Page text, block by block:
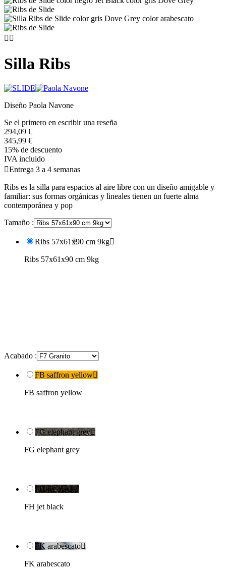
 
Silla Ribs
Diseño Paola Navone
Se el primero en escribir una reseña
294,09 €
345,99 €
15% de descuento
IVA incluido
Entrega 3 a 4 semanas
Ribs es la silla para espacios al aire libre con un diseño amigable y
familiar: sus formas orgánicas y lineales tienen un fuerte alma
contemporánea y pop
Tamaño :
Ribs 57x61x90 cm 9kg
Ribs 57x61x90 cm 9kg
Acabado :
FB saffron yellow
FB saffron yellow
FG elephant grey
FG elephant grey
FH jet black
FH jet black
FK arabescato
FK arabescato